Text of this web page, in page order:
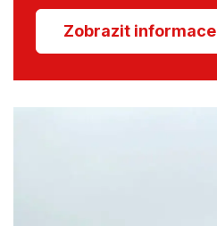
Zobrazit informace